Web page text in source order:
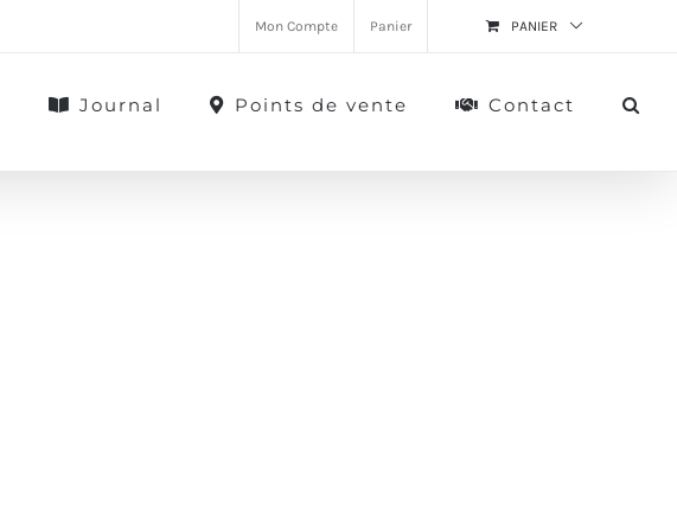
Mon Compte Panier PANIER
Journal Points de vente Contact